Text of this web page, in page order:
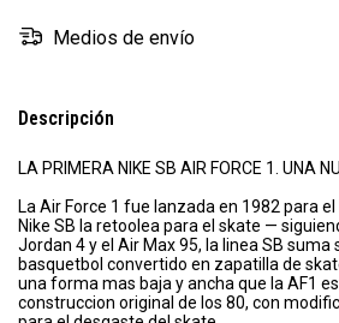
Medios de envío
Descripción
LA PRIMERA NIKE SB AIR FORCE 1. UNA
La Air Force 1 fue lanzada en 1982 para
Nike SB la retoolea para el skate —
Jordan 4 y el Air Max 95, la linea SB suma
basquetbol convertido en zapatilla de
una forma mas baja y ancha que la AF1
construccion original de los 80, con